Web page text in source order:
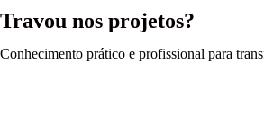
Travou nos projetos?
Conhecimento prático e profissional para